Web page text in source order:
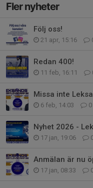
Fler nyheter
Följ oss!
21 apr, 15:16
Redan 400!
11 feb, 16:11
Missa inte
6 feb, 14:03 0
Nyhet 2026 -
17 jan, 19:06
17 jan, 08:33